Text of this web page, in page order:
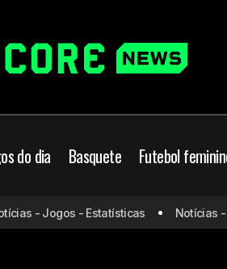
do dia Basquete Futebol
é chamado de Lenda por jornal
- Jogos - Estatísticas Notícias -